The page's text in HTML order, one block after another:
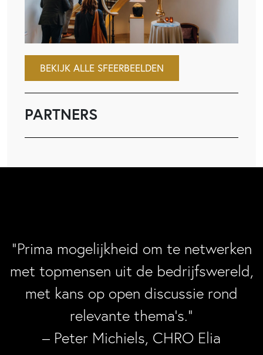
BEKIJK ALLE SFEERBEELDEN
PARTNERS
“Prima mogelijkheid om te netwerken
met topmensen uit de bedrijfswereld,
met kans op open discussie rond
relevante thema’s.”
– Peter Michiels, CHRO Elia